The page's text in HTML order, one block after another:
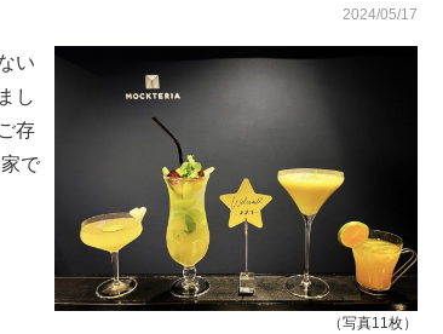
2024/05/17
（写真11枚）
い
し
存
で